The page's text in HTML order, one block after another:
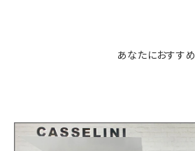
あなたにおすすめ